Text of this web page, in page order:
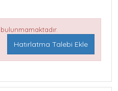
Hatırlatma Talebi Ekle